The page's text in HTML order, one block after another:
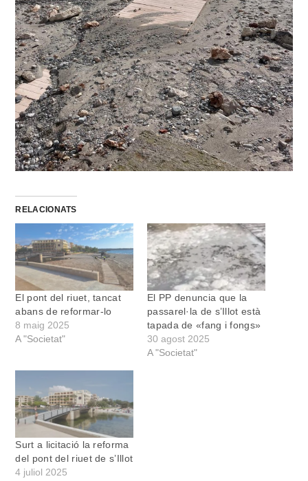
RELACIONATS
El pont del riuet, tancat
abans de reformar-lo
8 maig 2025
A "Societat"
El PP denuncia que la
passarel·la de s’Illot està
tapada de «fang i fongs»
30 agost 2025
A "Societat"
Surt a licitació la reforma
del pont del riuet de s’Illot
4 juliol 2025